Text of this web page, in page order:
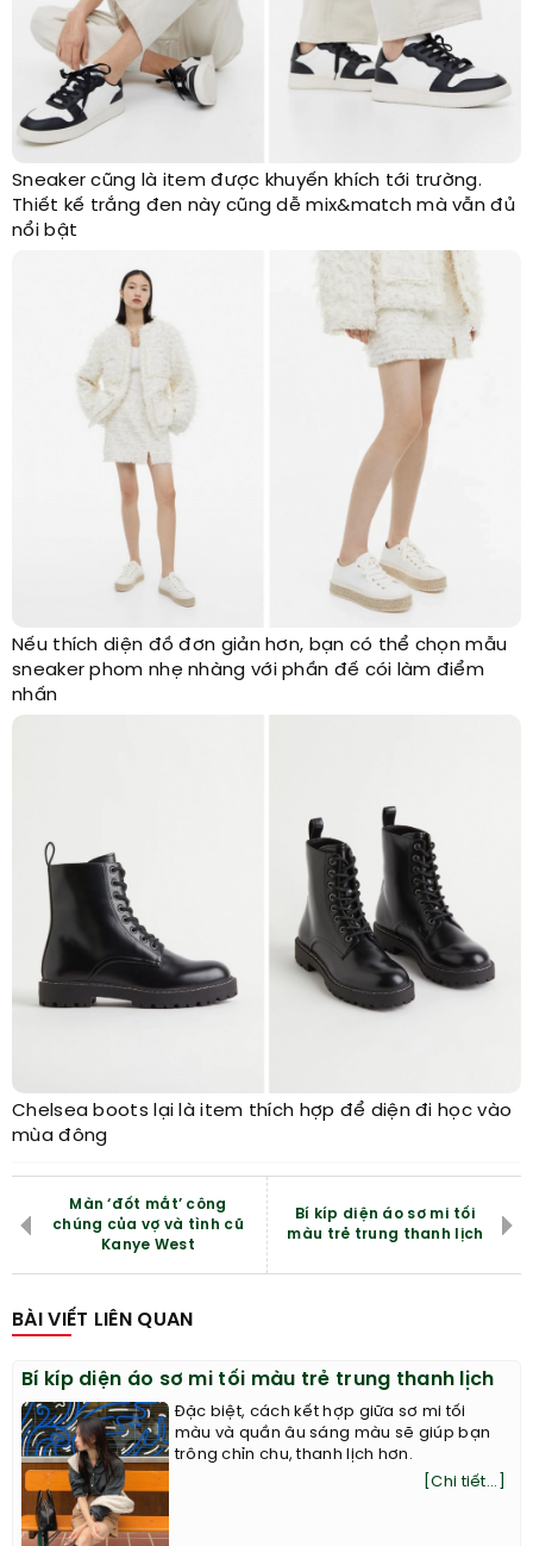
Sneaker cũng là item được khuyến khích tới trường.
Thiết kế trắng đen này cũng dễ mix&match mà vẫn đủ
nổi bật
Nếu thích diện đồ đơn giản hơn, bạn có thể chọn mẫu
sneaker phom nhẹ nhàng với phần đế cói làm điểm
nhấn
Chelsea boots lại là item thích hợp để diện đi học vào
mùa đông
Màn ‘đốt mắt’ công
chúng của vợ và tình cũ
Kanye West
Bí kíp diện áo sơ mi tối
màu trẻ trung thanh lịch
BÀI VIẾT LIÊN QUAN
Bí kíp diện áo sơ mi tối màu trẻ trung thanh lịch
Đặc biệt, cách kết hợp giữa sơ mi tối
màu và quần âu sáng màu sẽ giúp bạn
trông chỉn chu, thanh lịch hơn.
[Chi tiết...]